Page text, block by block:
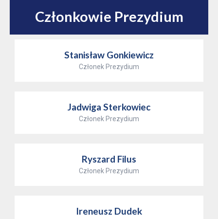
Członkowie Prezydium
Stanisław Gonkiewicz
Członek Prezydium
Jadwiga Sterkowiec
Członek Prezydium
Ryszard Filus
Członek Prezydium
Ireneusz Dudek